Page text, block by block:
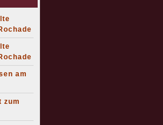
am
zum